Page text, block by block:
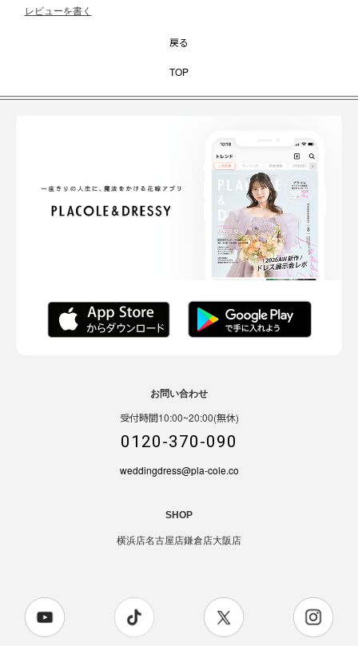
レビューを書く
戻る
TOP
お問い合わせ
受付時間10:00~20:00(無休)
0120-370-090
weddingdress@pla-cole.co
SHOP
横浜店名古屋店鎌倉店大阪店